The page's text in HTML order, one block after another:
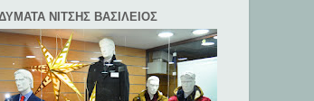
ΝΙΤΣΗΣ ΒΑΣΙΛΕΙΟΣ